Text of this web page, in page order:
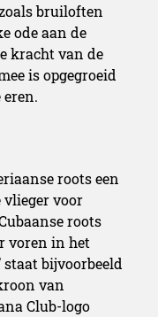
bruiloften
ode aan de
kracht van de
is opgegroeid
roots een
vlieger voor
roots
voren in het
staat bijvoorbeeld
van
Club-logo